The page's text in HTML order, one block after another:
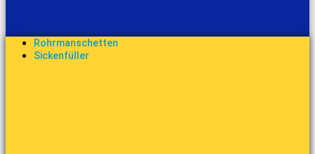
Rohrmanschetten
Sickenfüller